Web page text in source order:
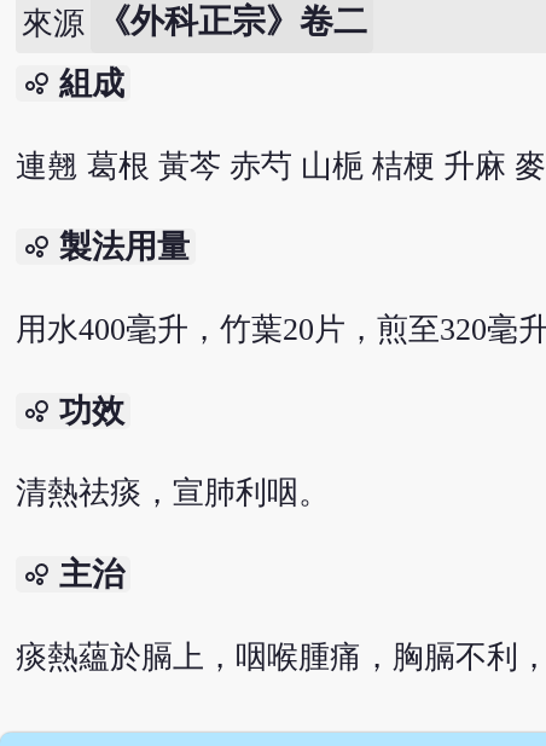
來源 《外科正宗》卷二
bubble_chart 組成
連翹 葛根 黃芩 赤芍 山梔 桔梗 升麻
bubble_chart 製法用量
用水400毫升，竹葉20片，煎至320毫
bubble_chart 功效
清熱祛痰，宣肺利咽。
bubble_chart 主治
痰熱蘊於膈上，咽喉腫痛，胸膈不利